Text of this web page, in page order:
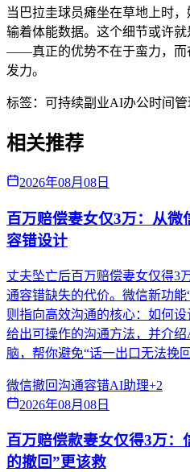
当巴拉圭球员瘫坐在草地上时
输着体能数据。这个细节或许
——真正的优势不在于蛮力，而
发力。
标签： 可持续副业AI办公时间管
相关推荐
2026年08月08日
百万赔偿妻女仅3万：从微
容错设计
丈夫坠亡后百万赔偿妻女仅得3
通容错缺失的代价。微信新功
则指向高效沟通的核心：如何设
给出可操作的沟通方法，并介
脑，帮你避免“话一出口无法挽回
微信撤回沟通容错AI助理+2
2026年08月08日
百万赔偿款妻女仅得3万：
的撤回”更该救